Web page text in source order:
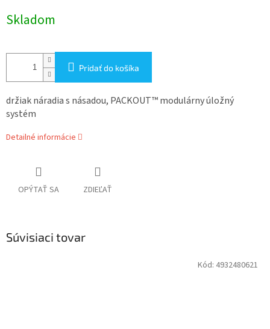
cena:
Skladom
Pridať do košíka
držiak náradia s násadou, PACKOUT™ modulárny úložný
systém
Detailné informácie
OPÝTAŤ SA ZDIEĽAŤ
Súvisiaci tovar
Kód: 4932480621